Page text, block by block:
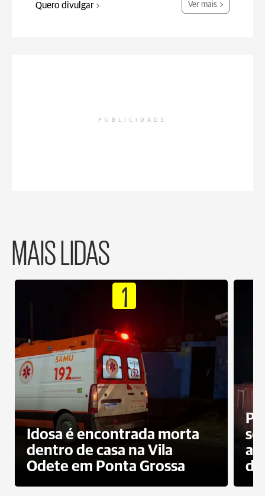
Quero divulgar Ver mais
PUBLICIDADE
MAIS LIDAS
1
Idosa é encontrada morta
dentro de casa na Vila
Odete em Ponta Grossa
do